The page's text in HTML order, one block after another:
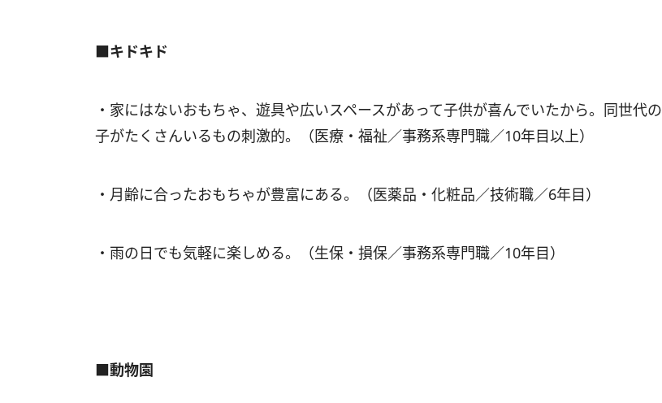
■キドキド
・家にはないおもちゃ、遊具や広いスペースがあって子供が喜んでいたから。同世代の
子がたくさんいるもの刺激的。（医療・福祉／事務系専門職／10年目以上）
・月齢に合ったおもちゃが豊富にある。（医薬品・化粧品／技術職／6年目）
・雨の日でも気軽に楽しめる。（生保・損保／事務系専門職／10年目）
■動物園